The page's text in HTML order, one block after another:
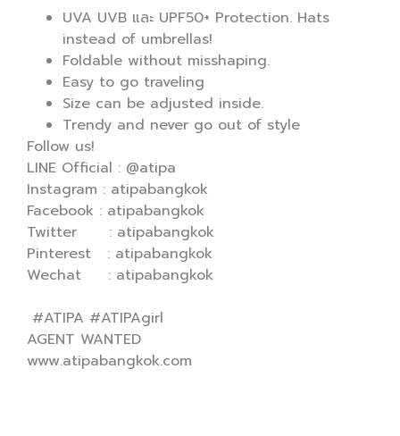
UVA UVB และ UPF50+ Protection. Hats
instead of umbrellas!
Foldable without misshaping.
Easy to go traveling
Size can be adjusted inside.
Trendy and never go out of style
Follow us!
LINE Official : @atipa
Instagram : atipabangkok
Facebook : atipabangkok
Twitter : atipabangkok
Pinterest : atipabangkok
Wechat : atipabangkok
#ATIPA #ATIPAgirl
AGENT WANTED
www.atipabangkok.com